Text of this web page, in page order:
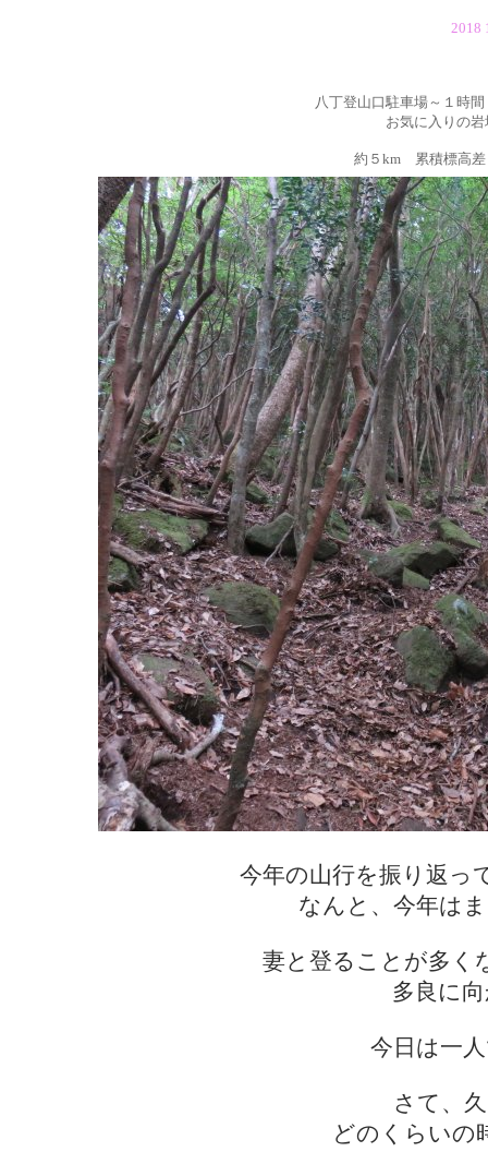
2018
八丁登山口駐車場～１時
お気に入りの
約５km 累積標高
今年の山行を振り返っ
なんと、今年は
妻と登ることが多く
多良に
今日は一
さて、
どのくらいの